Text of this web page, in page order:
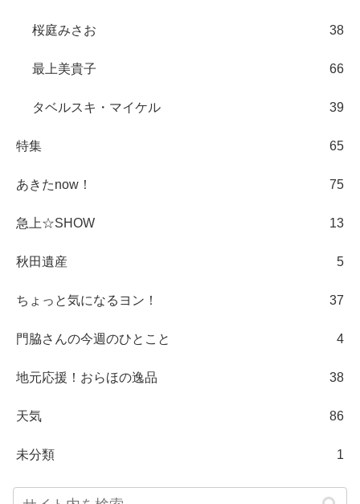
桜庭みさお 38
最上美貴子 66
タベルスキ・マイケル 39
特集 65
あきたnow！ 75
急上☆SHOW 13
秋田遺産 5
ちょっと気になるヨン！ 37
門脇さんの今週のひとこと 4
地元応援！おらほの逸品 38
天気 86
未分類 1